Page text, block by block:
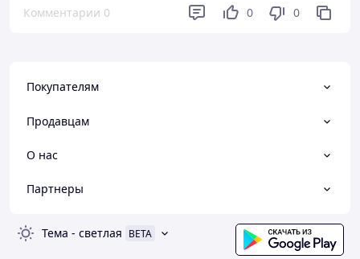
Комментарии 0 0 0
Покупателям
Продавцам
О нас
Партнеры
Тема - светлая BETA